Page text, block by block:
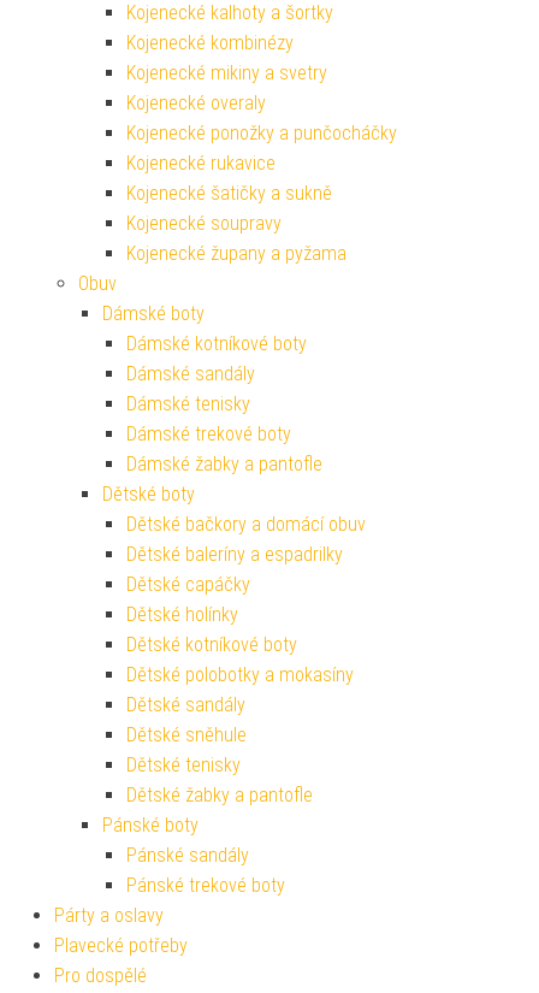
Kojenecké kalhoty a šortky
Kojenecké kombinézy
Kojenecké mikiny a svetry
Kojenecké overaly
Kojenecké ponožky a punčocháčky
Kojenecké rukavice
Kojenecké šatičky a sukně
Kojenecké soupravy
Kojenecké župany a pyžama
Obuv
Dámské boty
Dámské kotníkové boty
Dámské sandály
Dámské tenisky
Dámské trekové boty
Dámské žabky a pantofle
Dětské boty
Dětské bačkory a domácí obuv
Dětské baleríny a espadrilky
Dětské capáčky
Dětské holínky
Dětské kotníkové boty
Dětské polobotky a mokasíny
Dětské sandály
Dětské sněhule
Dětské tenisky
Dětské žabky a pantofle
Pánské boty
Pánské sandály
Pánské trekové boty
Párty a oslavy
Plavecké potřeby
Pro dospělé